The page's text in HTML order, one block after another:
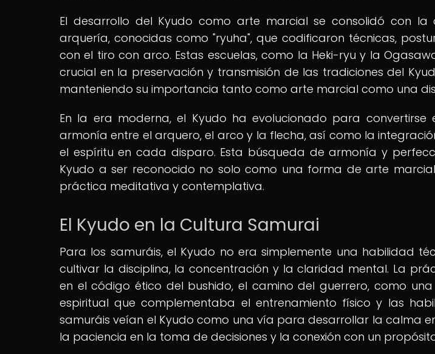
El desarrollo del Kyudo como arte marcial se consolidó con la
arquería, conocidas como "ryuha", que codificaron técnicas,
con el tiro con arco. Estas escuelas, como la Heki-ryu y la
crucial en la preservación y transmisión de las tradiciones del
manteniendo su importancia tanto como arte marcial como una
En la era moderna, el Kyudo ha evolucionado para
armonía entre el arquero, el arco y la flecha, así como la
el espíritu en cada disparo. Esta búsqueda de armonía y
Kyudo a ser reconocido no solo como una forma de arte
práctica meditativa y contemplativa.
El Kyudo en la Cultura Samurai
Para los samuráis, el Kyudo no era simplemente una habilidad
cultivar la disciplina, la concentración y la claridad mental. La
en el código ético del bushido, el camino del guerrero, como
espiritual que complementaba el entrenamiento físico y las
samuráis veían el Kyudo como una vía para desarrollar la calma
la paciencia en la toma de decisiones y la conexión con un